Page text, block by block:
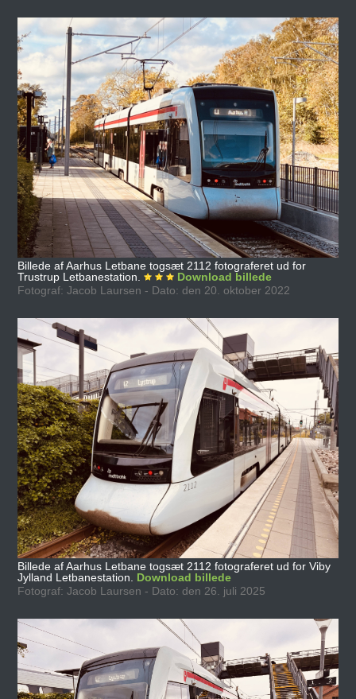
Billede af Aarhus Letbane togsæt 2112 fotograferet ud for
Trustrup Letbanestation.
Download billede
Fotograf: Jacob Laursen - Dato: den 20. oktober 2022
Billede af Aarhus Letbane togsæt 2112 fotograferet ud for Viby
Jylland Letbanestation. Download billede
Fotograf: Jacob Laursen - Dato: den 26. juli 2025